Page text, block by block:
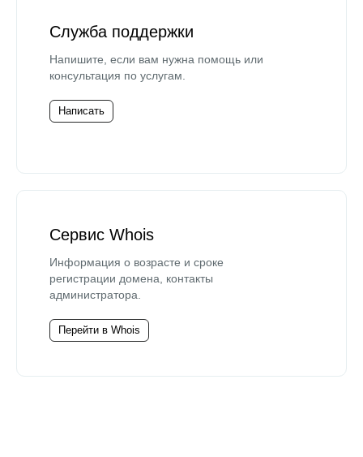
Служба поддержки
Напишите, если вам нужна помощь или
консультация по услугам.
Написать
Сервис Whois
Информация о возрасте и сроке
регистрации домена, контакты
администратора.
Перейти в Whois